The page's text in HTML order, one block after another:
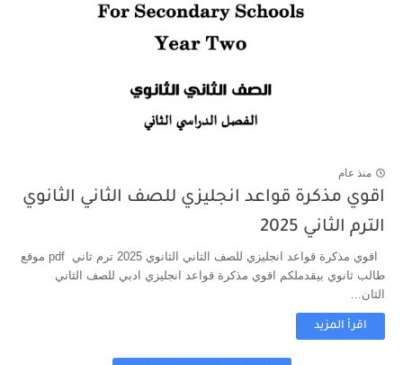
منذ عام
اقوي مذكرة قواعد انجليزي للصف الثاني الثانوي
الترم الثاني 2025
اقوي مذكرة قواعد انجليزي للصف الثاني الثانوي 2025 ترم ثاني pdf موقع
طالب ثانوي بيقدملكم اقوي مذكرة قواعد انجليزي ادبي للصف الثاني
الثان...
اقرأ المزيد